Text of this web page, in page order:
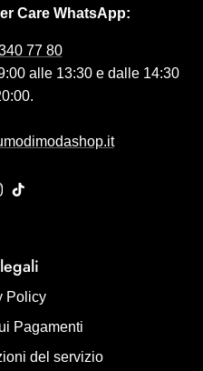
Care WhatsApp:
77 80
alle 13:30 e dalle 14:30
TikTok
Policy
Pagamenti
del servizio